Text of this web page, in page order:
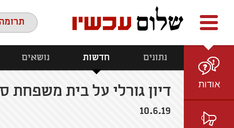
תרומה Facebookyoutube twitter
אודות
הצוות
נתונים חדשות נושאים
דיון גורלי על בית משפחת
10.6.19